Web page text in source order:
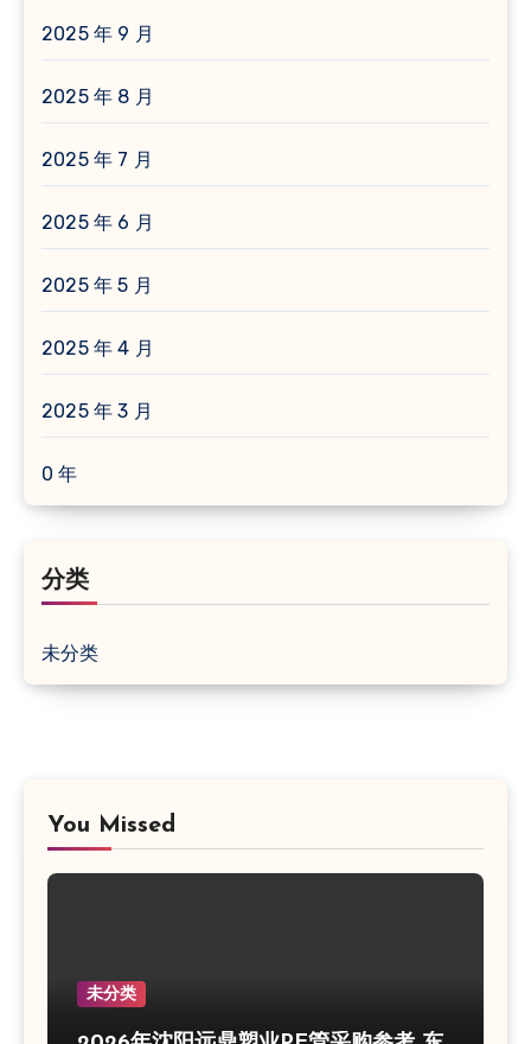
2025 年 9 月
2025 年 8 月
2025 年 7 月
2025 年 6 月
2025 年 5 月
2025 年 4 月
2025 年 3 月
0 年
分类
未分类
You Missed
未分类